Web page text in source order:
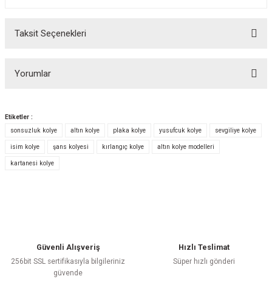
Taksit Seçenekleri
Yorumlar
Bu ürüne ilk yorumu siz yapın!
Etiketler :
sonsuzluk kolye
altın kolye plaka kolye yusufcuk kolye sevgiliye kolye
isim kolye şans kolyesi kırlangıç kolye altın kolye modelleri
kartanesi kolye
Güvenli Alışveriş
256bit SSL sertifikasıyla bilgileriniz
güvende
Hızlı Teslimat
Süper hızlı gönderi